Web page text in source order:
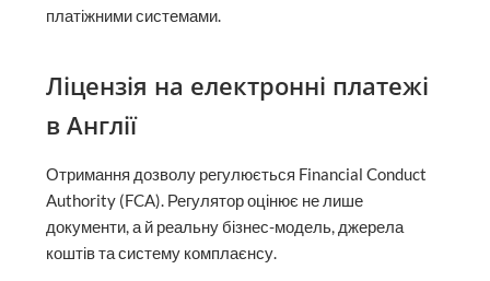
платіжними системами.
Ліцензія на електронні платежі
в Англії
Отримання дозволу регулюється Financial Conduct
Authority (FCA). Регулятор оцінює не лише
документи, а й реальну бізнес-модель, джерела
коштів та систему комплаєнсу.